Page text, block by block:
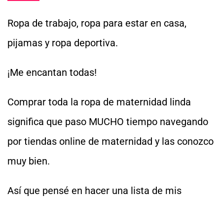
Ropa de trabajo, ropa para estar en casa,
pijamas y ropa deportiva.
¡Me encantan todas!
Comprar toda la ropa de maternidad linda
significa que paso MUCHO tiempo navegando
por tiendas online de maternidad y las conozco
muy bien.
Así que pensé en hacer una lista de mis